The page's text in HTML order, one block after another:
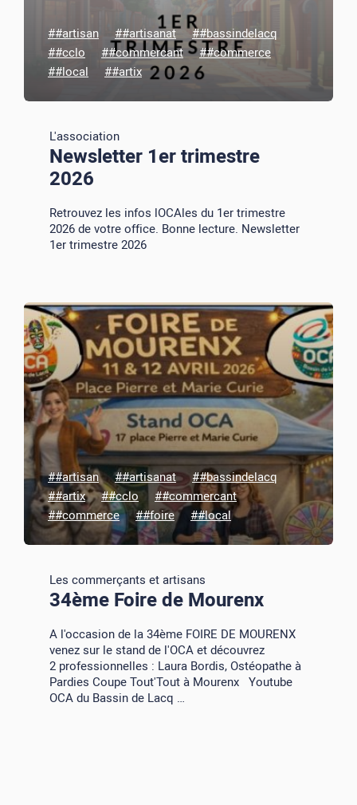
##artisan ##artisanat
##bassindelacq
##cclo
##commercant
##commerce
##local
##artix
L'association
Newsletter 1er trimestre
2026
Retrouvez les infos lOCAles du 1er trimestre
2026 de votre office. Bonne lecture. Newsletter
1er trimestre 2026
##artisan ##artisanat
##bassindelacq
##artix
##cclo
##commercant
##commerce
##foire ##local
Les commerçants et artisans
34ème Foire de Mourenx
A l'occasion de la 34ème FOIRE DE MOURENX
venez sur le stand de l'OCA et découvrez
2 professionnelles : Laura Bordis, Ostéopathe à
Pardies Coupe Tout'Tout à Mourenx Youtube
OCA du Bassin de Lacq …